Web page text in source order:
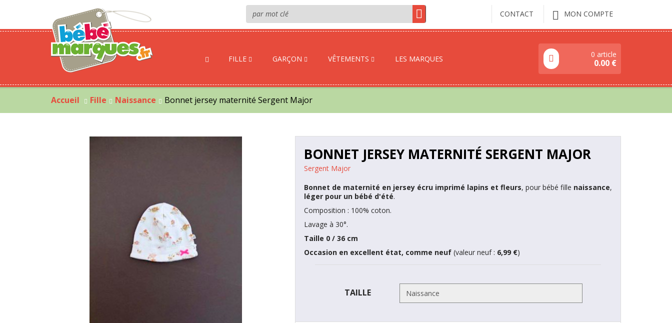
CONTACT MON COMPTE
FILLE GARÇON VÊTEMENTS LES MARQUES 0 article
0.00 €
Accueil Fille Naissance Bonnet jersey maternité Sergent Major
BONNET JERSEY MATERNITÉ SERGENT MAJOR
Sergent Major
Bonnet de maternité en jersey écru imprimé lapins et fleurs, pour bébé fille naissance,
léger pour un bébé d'été.
Composition : 100% coton.
Lavage à 30°.
Taille 0 / 36 cm
Occasion en excellent état, comme neuf(valeur neuf : 6,99 €)
TAILLE